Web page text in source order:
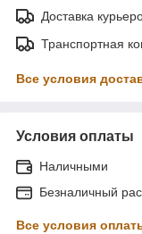
Доставка
Транспортная
Все условия
Условия оплаты
Наличными
Безналичный
Все условия